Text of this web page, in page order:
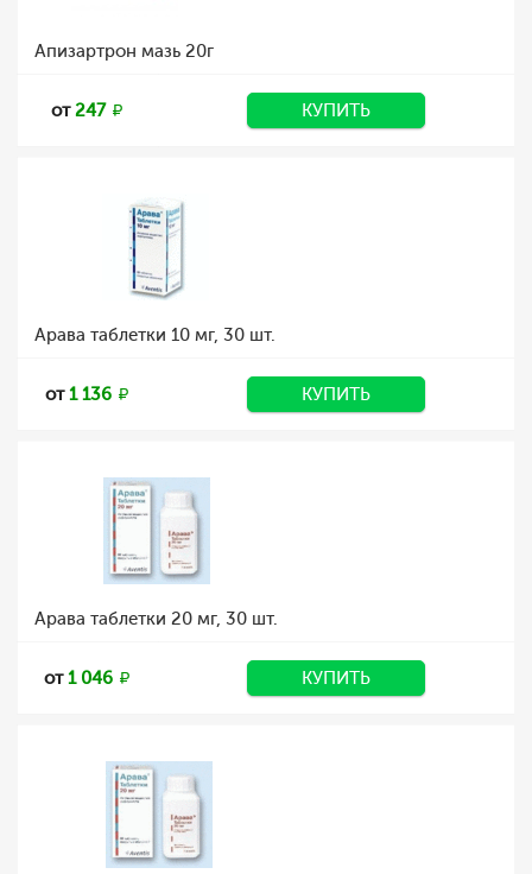
Апизартрон мазь 20г
от247 КУПИТЬ
Арава таблетки 10 мг, 30 шт.
от1 136 КУПИТЬ
Арава таблетки 20 мг, 30 шт.
от1 046 КУПИТЬ